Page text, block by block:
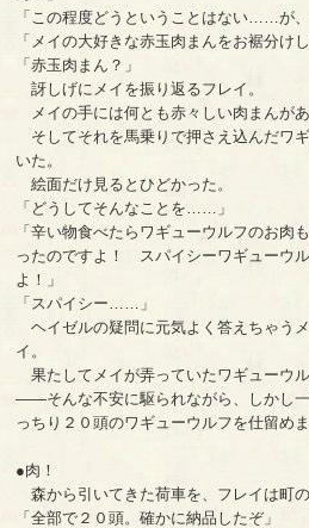
「この程度どうということはない……が
「メイの大好きな赤玉肉まんをお裾分け
「赤玉肉まん？」
訝しげにメイを振り返るフレイ。
メイの手には何とも赤々しい肉まんがあ
そしてそれを馬乗りで押さえ込んだワ
いた。
絵面だけ見るとひどかった。
「どうしてそんなことを……」
「辛い物食べたらワギューウルフのお肉
ったのですよ！ スパイシーワギューウ
よ！」
「スパイシー……」
ヘイゼルの疑問に元気よく答えちゃう
イ。
果たしてメイが弄っていたワギューウ
――そんな不安に駆られながら、しかし
っちり２０頭のワギューウルフを仕留めま
●肉！
森から引いてきた荷車を、フレイは町
「全部で２０頭。確かに納品したぞ」